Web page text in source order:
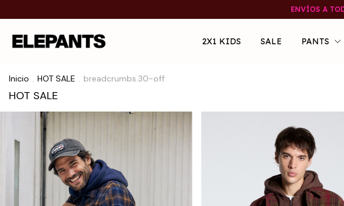
ENVÍOS A
2X1 KIDS SALE PANTS
Inicio HOT SALE breadcrumbs.30-off
HOT SALE